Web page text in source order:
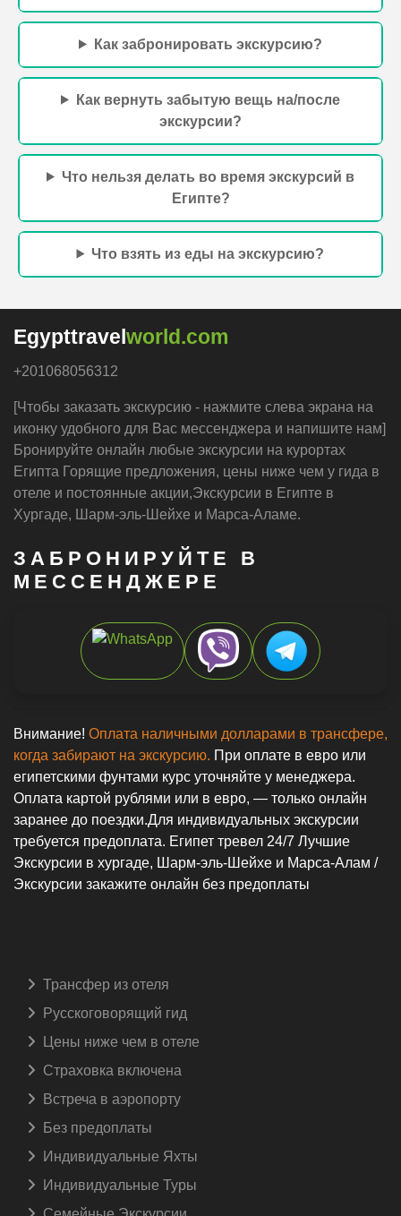
Как забронировать экскурсию?
Как вернуть забытую вещь на/после
экскурсии?
Что нельзя делать во время экскурсий в
Египте?
Что взять из еды на экскурсию?
Egypttravelworld.com
+201068056312
[Чтобы заказать экскурсию - нажмите слева экрана на
иконку удобного для Вас мессенджера и напишите нам]
Бронируйте онлайн любые экскурсии на курортах
Египта Горящие предложения, цены ниже чем у гида в
отеле и постоянные акции,Экскурсии в Египте в
Хургаде, Шарм-эль-Шейхе и Марса-Аламе.
ЗАБРОНИРУЙТЕ В
МЕССЕНДЖЕРЕ
Внимание! Оплата наличными долларами в трансфере,
когда забирают на экскурсию. При оплате в евро или
египетскими фунтами курс уточняйте у менеджера.
Оплата картой рублями или в евро, — только онлайн
заранее до поездки.Для индивидуальных экскурсии
требуется предоплата. Египет тревел 24/7 Лучшие
Экскурсии в хургаде, Шарм-эль-Шейхе и Марса-Алам /
Экскурсии закажите онлайн без предоплаты
Трансфер из отеля
Русскоговорящий гид️
Цены ниже чем в отеле
Страховка включена️
Встреча в аэропорту️
Без предоплаты
Индивидуальные Яхты
Индивидуальные Туры